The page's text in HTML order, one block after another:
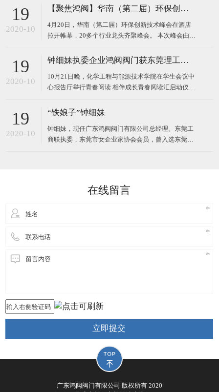
限公司董事长钟细妹、化能学院党委书记夏勇、化能
场仪式。化能学院党委委员、各支部书记、政治辅导
员、班主任
19
2020-10
【聚焦鸿阀】华南（第二届）环保创新技术峰会
4月20日，华南（第二届）环保创新技术峰会在酒店
拉开帷幕，20多个行业龙头齐聚峰会。 本次峰会由广
司作为主办方，以高新技术对接，最新技术产品，超
用，共同将环
19
2020-10
钟细妹执委企业鸿阀阀门获东莞理工学院校长马宏伟亲赠牌匾
10月21日晚，化学工程与能源技术学院在学生会议中
心报告厅举行青春阅读 相伴成长青春阅读汇启动仪
妹，与东莞理工学院党委副书记、校长马宏伟，化能
处长廖文波出席本场仪式。化能学院各支部书记、政
治辅导员、班
19
2020-10
“铁娘子”钟细妹
钟细妹，现任广东鸿阀阀门有限公司总经理。东莞工
商联执委，东莞市女企业家协会会员，曾入选东莞报
在线留言
立即提交
广东鸿阀阀门有限公司 版权所有 2020